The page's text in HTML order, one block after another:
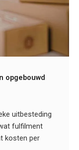
opgebouwd
uitbesteding
fulfilment
kosten per